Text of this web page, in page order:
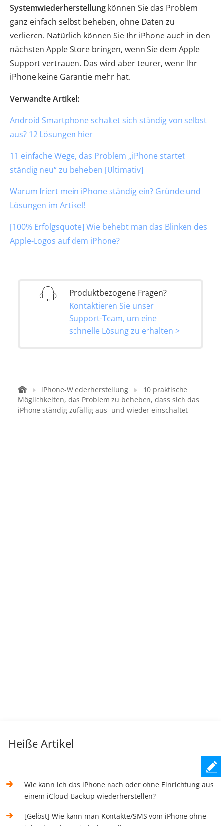
Systemwiederherstellung können Sie das Problem
ganz einfach selbst beheben, ohne Daten zu
verlieren. Natürlich können Sie Ihr iPhone auch in den
nächsten Apple Store bringen, wenn Sie dem Apple
Support vertrauen. Das wird aber teurer, wenn Ihr
iPhone keine Garantie mehr hat.
Verwandte Artikel:
Android Smartphone schaltet sich ständig von selbst
aus? 12 Lösungen hier
11 einfache Wege, das Problem „iPhone startet
ständig neu“ zu beheben [Ultimativ]
Warum friert mein iPhone ständig ein? Gründe und
Lösungen im Artikel!
[100% Erfolgsquote] Wie behebt man das Blinken des
Apple-Logos auf dem iPhone?
Produktbezogene Fragen?
Kontaktieren Sie unser
Support-Team, um eine
schnelle Lösung zu erhalten >
iPhone-Wiederherstellung
10 praktische
Möglichkeiten, das Problem zu beheben, dass sich das
iPhone ständig zufällig aus- und wieder einschaltet
Heiße Artikel
Wie kann ich das iPhone nach oder ohne Einrichtung aus
einem iCloud-Backup wiederherstellen?
[Gelöst] Wie kann man Kontakte/SMS vom iPhone ohne